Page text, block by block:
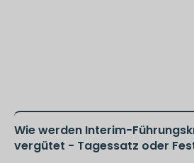
Wie werden Interim-
vergütet - Tagessatz oder